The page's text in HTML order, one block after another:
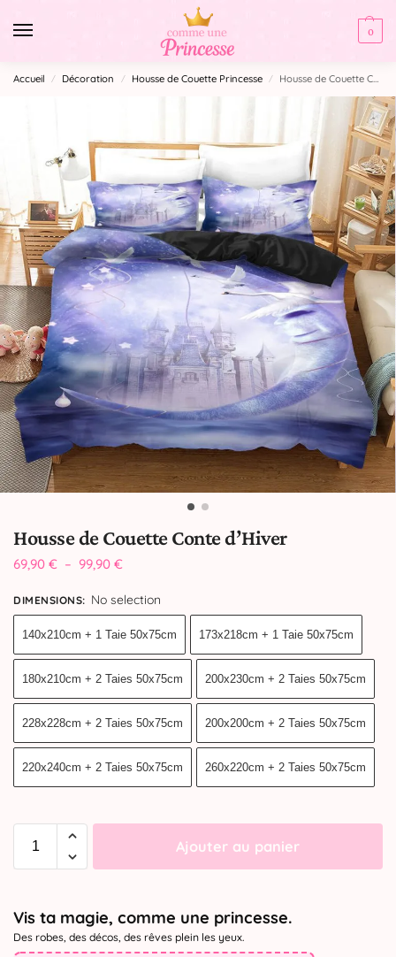
0
Accueil / Décoration / Housse de Couette Princesse / Housse de Couette Conte d’Hiver
Housse de Couette Conte d’Hiver
69,90 € – 99,90 €
DIMENSIONS: No selection
140x210cm + 1 Taie 50x75cm 173x218cm + 1 Taie 50x75cm
180x210cm + 2 Taies 50x75cm 200x230cm + 2 Taies 50x75cm
228x228cm + 2 Taies 50x75cm 200x200cm + 2 Taies 50x75cm
220x240cm + 2 Taies 50x75cm 260x220cm + 2 Taies 50x75cm
Ajouter au panier
Vis ta magie, comme une princesse.
Des robes, des décos, des rêves plein les yeux.